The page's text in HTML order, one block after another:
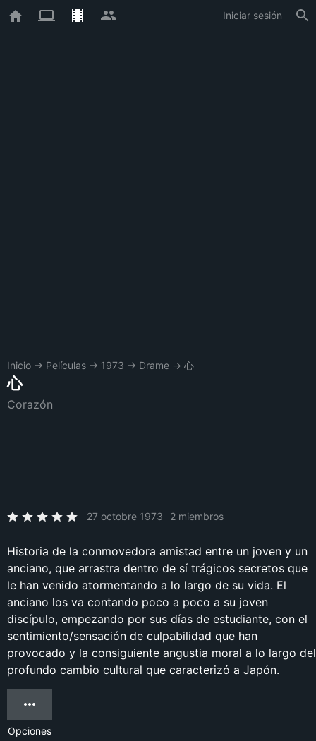
Iniciar sesión
Inicio → Películas → 1973 → Drame → 心
心
Corazón
27 octobre 1973 2 miembros
Historia de la conmovedora amistad entre un joven y un
anciano, que arrastra dentro de sí trágicos secretos que
le han venido atormentando a lo largo de su vida. El
anciano los va contando poco a poco a su joven
discípulo, empezando por sus días de estudiante, con el
sentimiento/sensación de culpabilidad que han
provocado y la consiguiente angustia moral a lo largo del
profundo cambio cultural que caracterizó a Japón.
Opciones